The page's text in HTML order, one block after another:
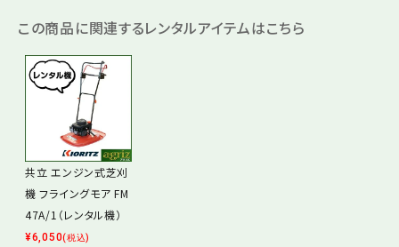
この商品に関連するレンタルアイテムはこちら
共立 エンジン式芝刈
機 フライングモア FM
47A/1（レンタル機）
¥6,050(税込)